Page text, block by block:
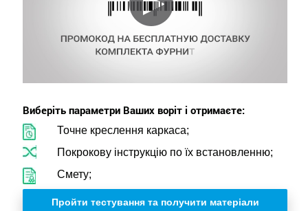
Виберіть параметри Ваших воріт і отримаєте:
Точне креслення каркаса;
Покрокову інструкцію по їх встановленню;
Смету;
Пройти тестування та получити матеріали